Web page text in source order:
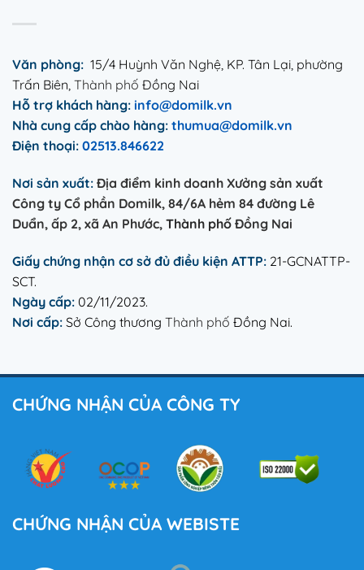
Văn phòng: 15/4 Huỳnh Văn Nghệ, KP. Tân Lại, phường
Trấn Biên, Thành phố Đồng Nai
Hỗ trợ khách hàng: info@domilk.vn
Nhà cung cấp chào hàng: thumua@domilk.vn
Điện thoại: 02513.846622
Nơi sản xuất: Địa điểm kinh doanh Xưởng sản xuất
Công ty Cổ phần Domilk, 84/6A hẻm 84 đường Lê
Duẩn, ấp 2, xã An Phước, Thành phố Đồng Nai
Giấy chứng nhận cơ sở đủ điều kiện ATTP: 21-GCNATTP-
SCT.
Ngày cấp: 02/11/2023.
Nơi cấp: Sở Công thương Thành phố Đồng Nai.
CHỨNG NHẬN CỦA CÔNG TY
CHỨNG NHẬN CỦA WEBISTE